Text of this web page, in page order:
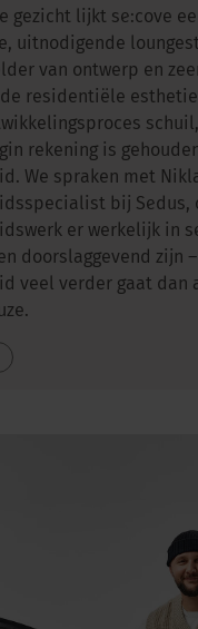
gezicht lijkt se:cove
uitnodigende
van ontwerp en
residentiële
rekening is
We spraken met
bij Sedus,
er werkelijk in
doorslaggevend zijn
veel verder gaat dan